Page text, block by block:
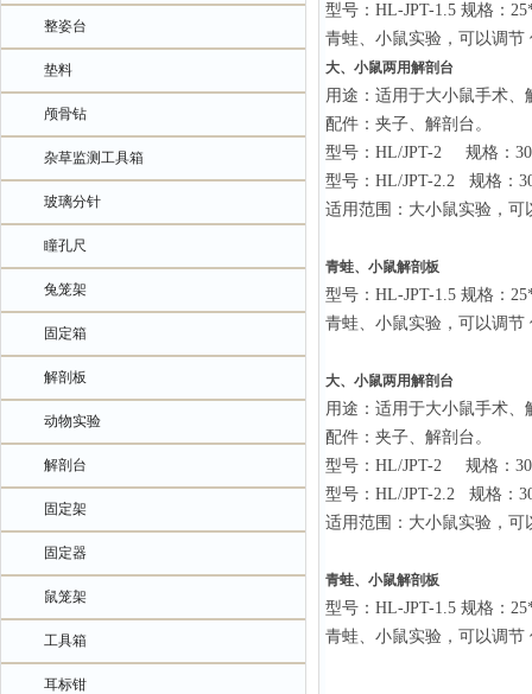
整姿台
垫料
颅骨钻
杂草监测工具箱
玻璃分针
瞳孔尺
兔笼架
固定箱
解剖板
动物实验
解剖台
固定架
固定器
鼠笼架
工具箱
耳标钳
型号：HL-JPT-1.5 规格：
青蛙、小鼠实验，可以调
大、小鼠两用解剖台
用途：适用于大小鼠手术、
配件：夹子、解剖台。
型号：HL/JPT-2 规格：
型号：HL/JPT-2.2 规格：
适用范围：大小鼠实验，
青蛙、小鼠解剖板
型号：HL-JPT-1.5 规格：
青蛙、小鼠实验，可以调
大、小鼠两用解剖台
用途：适用于大小鼠手术、
配件：夹子、解剖台。
型号：HL/JPT-2 规格：
型号：HL/JPT-2.2 规格：
适用范围：大小鼠实验，
青蛙、小鼠解剖板
型号：HL-JPT-1.5 规格：
青蛙、小鼠实验，可以调